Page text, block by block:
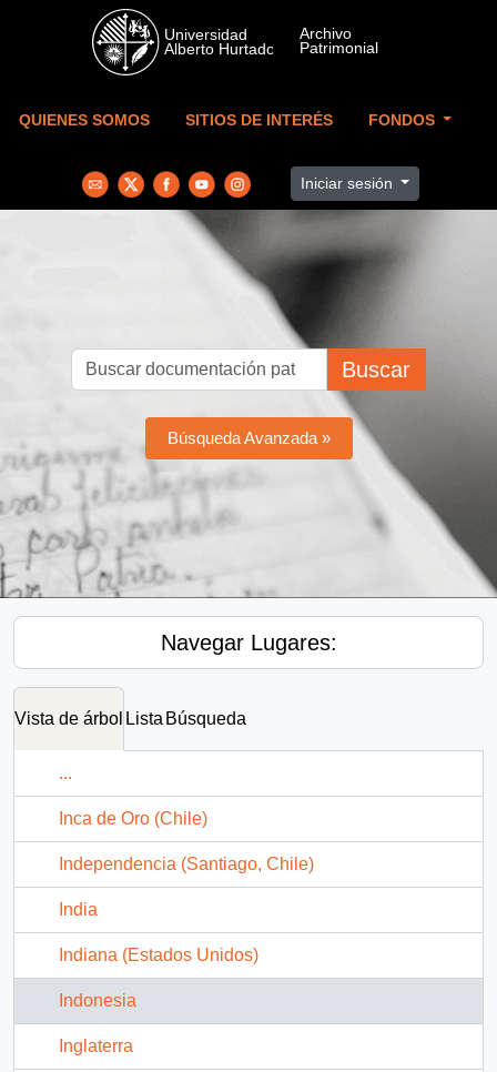
Skip to main content
QUIENES SOMOS SITIOS DE INTERÉS FONDOS
Iniciar sesión
Buscar
Búsqueda Avanzada »
Navegar Lugares:
Vista de árbol Lista Búsqueda
...
Inca de Oro (Chile)
Independencia (Santiago, Chile)
India
Indiana (Estados Unidos)
Indonesia
Inglaterra